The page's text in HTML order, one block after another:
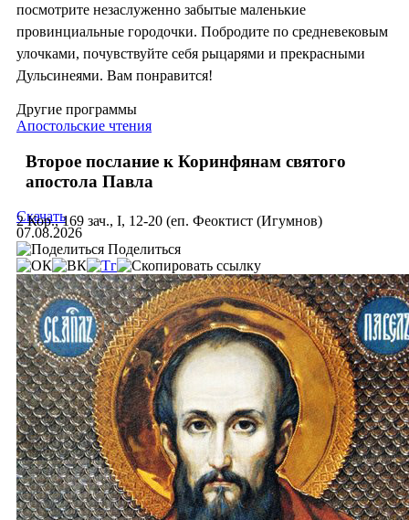
посмотрите незаслуженно забытые маленькие
провинциальные городочки. Побродите по средневековым
улочками, почувствуйте себя рыцарями и прекрасными
Дульсинеями. Вам понравится!
Другие программы
Апостольские чтения
Второе послание к Коринфянам святого
апостола Павла
2 Кор., 169 зач., I, 12-20 (еп. Феоктист (Игумнов)
Скачать
07.08.2026
Поделиться